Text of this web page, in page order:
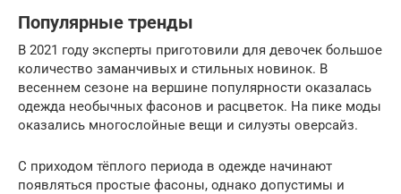
Популярные тренды
В 2021 году эксперты приготовили для девочек большое
количество заманчивых и стильных новинок. В
весеннем сезоне на вершине популярности оказалась
одежда необычных фасонов и расцветок. На пике моды
оказались многослойные вещи и силуэты оверсайз.
С приходом тёплого периода в одежде начинают
появляться простые фасоны, однако допустимы и